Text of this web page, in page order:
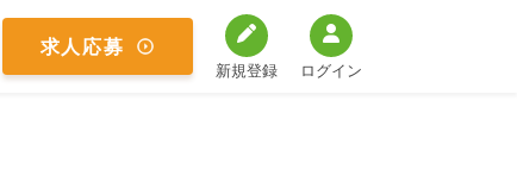
新規登録
ログイン